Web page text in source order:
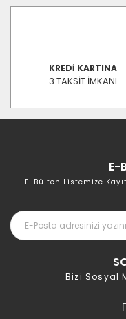
KREDİ KARTINA
3 TAKSİT İMKANI
E-
E-Bülten Listemize
Bizi Sosyal